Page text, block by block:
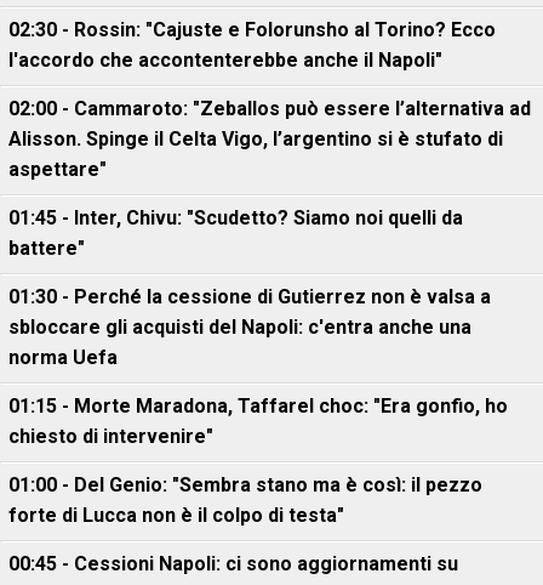
02:30 - Rossin: "Cajuste e Folorunsho al Torino? Ecco
l'accordo che accontenterebbe anche il Napoli"
02:00 - Cammaroto: "Zeballos può essere l’alternativa ad
Alisson. Spinge il Celta Vigo, l’argentino si è stufato di
aspettare"
01:45 - Inter, Chivu: "Scudetto? Siamo noi quelli da
battere"
01:30 - Perché la cessione di Gutierrez non è valsa a
sbloccare gli acquisti del Napoli: c'entra anche una
norma Uefa
01:15 - Morte Maradona, Taffarel choc: "Era gonfio, ho
chiesto di intervenire"
01:00 - Del Genio: "Sembra stano ma è così: il pezzo
forte di Lucca non è il colpo di testa"
00:45 - Cessioni Napoli: ci sono aggiornamenti su